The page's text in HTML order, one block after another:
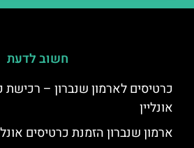
חשוב לדעת
כרטיסים לארמון שנברון – רכישת
אונליין
ארמון שנברון הזמנת כרטיסים